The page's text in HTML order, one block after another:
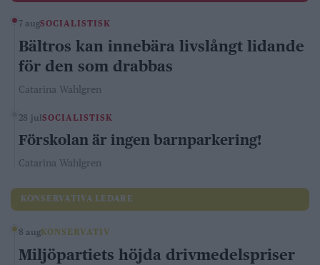
7 augSOCIALISTISK
Bältros kan innebära livslångt lidande
för den som drabbas
Catarina Wahlgren
28 julSOCIALISTISK
Förskolan är ingen barnparkering!
Catarina Wahlgren
KONSERVATIVA LEDARE
8 aug KONSERVATIV
Miljöpartiets höjda drivmedelspriser